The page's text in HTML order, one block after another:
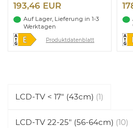
193,46 EUR
Auf Lager, Lieferung in 1-3
Werktagen
Produktdatenblatt
LCD-TV < 17" (43cm) (1)
LCD-TV 22-25" (56-64cm) (10)